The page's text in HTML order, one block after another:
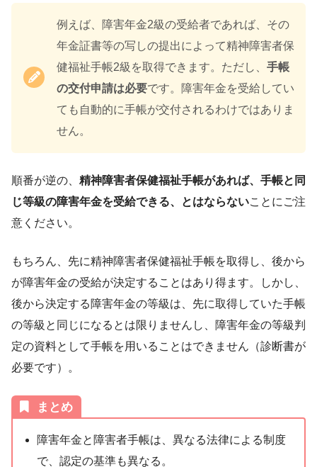
例えば、障害年金2級の受給者であれば、その
年金証書等の写しの提出によって精神障害者保
健福祉手帳2級を取得できます。ただし、 手帳
の交付申請は必要です。障害年金を受給してい
ても自動的に手帳が交付されるわけではありま
せん。
順番が逆の、 精神障害者保健福祉手帳があれば、手帳と同
じ等級の障害年金を受給できる、とはならないことにご注
意ください。
もちろん、先に精神障害者保健福祉手帳を取得し、後から
が障害年金の受給が決定することはあり得ます。しかし、
後から決定する障害年金の等級は、先に取得していた手帳
の等級と同じになるとは限りませんし、障害年金の等級判
定の資料として手帳を用いることはできません（診断書が
必要です）。
まとめ
障害年金と障害者手帳は、異なる法律による制度
で、認定の基準も異なる。